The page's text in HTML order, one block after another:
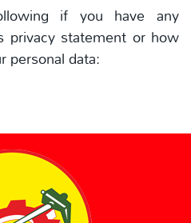
if you have any
privacy statement or how
personal data: